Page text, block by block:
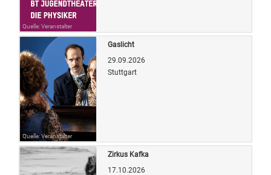
Quelle: Veranstalter
Quelle: Veranstalter
Gaslicht
29.09.2026
Stuttgart
Zirkus Kafka
17.10.2026